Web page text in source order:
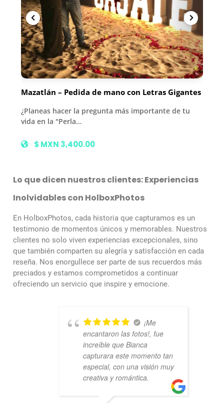
Mazatlán – Pedida de mano con Letras Gigantes
¿Planeas hacer la pregunta más importante de tu
vida en la "Perla…
$ MXN 3,400.00
Lo que dicen nuestros clientes: Experiencias
Inolvidables con HolboxPhotos
En HolboxPhotos, cada historia que capturamos es un
testimonio de momentos únicos y memorables. Nuestros
clientes no solo viven experiencias excepcionales, sino
que también comparten su alegría y satisfacción en cada
reseña. Nos enorgullece ser parte de sus recuerdos más
preciados y estamos comprometidos a continuar
ofreciendo un servicio que inspire y emocione.
¡Me
encantaron las fotos!, fue
increíble que Bianca
capturara este momento tan
especial, con una visión muy
creativa y romántica.